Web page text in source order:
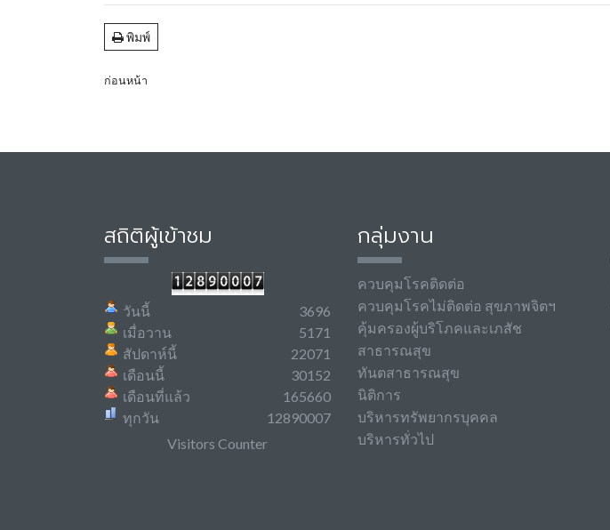
พิมพ์
ก่อนหน้า
สถิติผู้เข้าชม
วันนี้
เมื่อวาน
สัปดาห์นี้
เดือนนี้
เดือนที่แล้ว
ทุกวัน
3696
5171
22071
30152
165660
12890007
Visitors Counter
กลุ่มงาน
ควบคุมโรคติดต่อ
ควบคุมโรคไม่ติดต่อ สุขภาพจิตฯ
คุ้มครองผู้บริโภคและเภสัช
สาธารณสุข
ทันตสาธารณสุข
นิติการ
บริหารทรัพยากรบุคคล
บริหารทั่วไป